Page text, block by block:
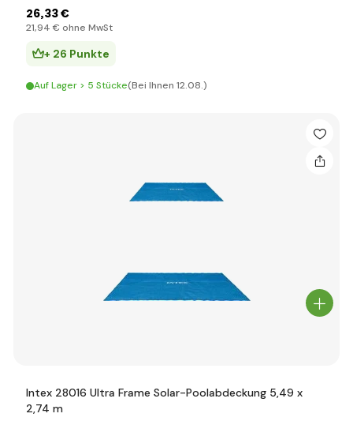
26,33 €
21,94 € ohne MwSt
+ 26 Punkte
Auf Lager > 5 Stücke(Bei Ihnen 12.08.)
Intex 28016 Ultra Frame Solar-Poolabdeckung 5,49 x
2,74 m